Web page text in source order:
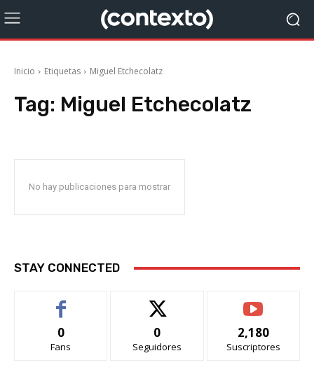
Inicio Etiquetas Miguel Etchecolatz
Tag: Miguel Etchecolatz
No hay publicaciones para mostrar
STAY CONNECTED
0
Fans
0
Seguidores
2,180
Suscriptores